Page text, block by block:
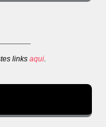
links aqui.